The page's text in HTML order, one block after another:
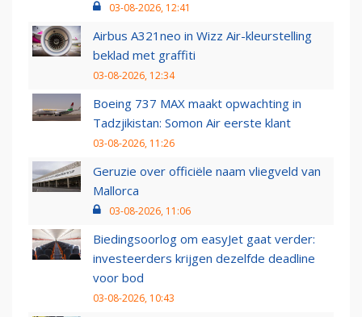
03-08-2026, 12:41
Airbus A321neo in Wizz Air-kleurstelling
beklad met graffiti
03-08-2026, 12:34
Boeing 737 MAX maakt opwachting in
Tadzjikistan: Somon Air eerste klant
03-08-2026, 11:26
Geruzie over officiële naam vliegveld van
Mallorca
03-08-2026, 11:06
Biedingsoorlog om easyJet gaat verder:
investeerders krijgen dezelfde deadline
voor bod
03-08-2026, 10:43